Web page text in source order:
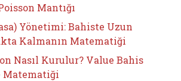
Mantığı
Yönetimi: Bahiste Uzun
Kalmanın Matematiği
Nasıl Kurulur? Value Bahis
Matematiği